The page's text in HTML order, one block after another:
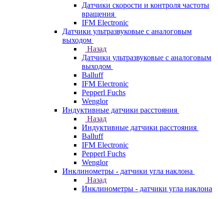
Датчики скорости и контроля частоты
вращения
IFM Electronic
Датчики ультразвуковые с аналоговым
выходом
Назад
Датчики ультразвуковые с аналоговым
выходом
Balluff
IFM Electronic
Pepperl Fuchs
Wenglor
Индуктивные датчики расстояния
Назад
Индуктивные датчики расстояния
Balluff
IFM Electronic
Pepperl Fuchs
Wenglor
Инклинометры - датчики угла наклона
Назад
Инклинометры - датчики угла наклона